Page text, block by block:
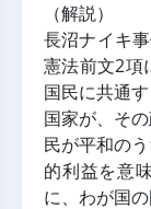
（解説）
長沼ナイキ
憲法前文2項
国民に共通
国家が、そ
民が平和の
的利益を意
に、わが国